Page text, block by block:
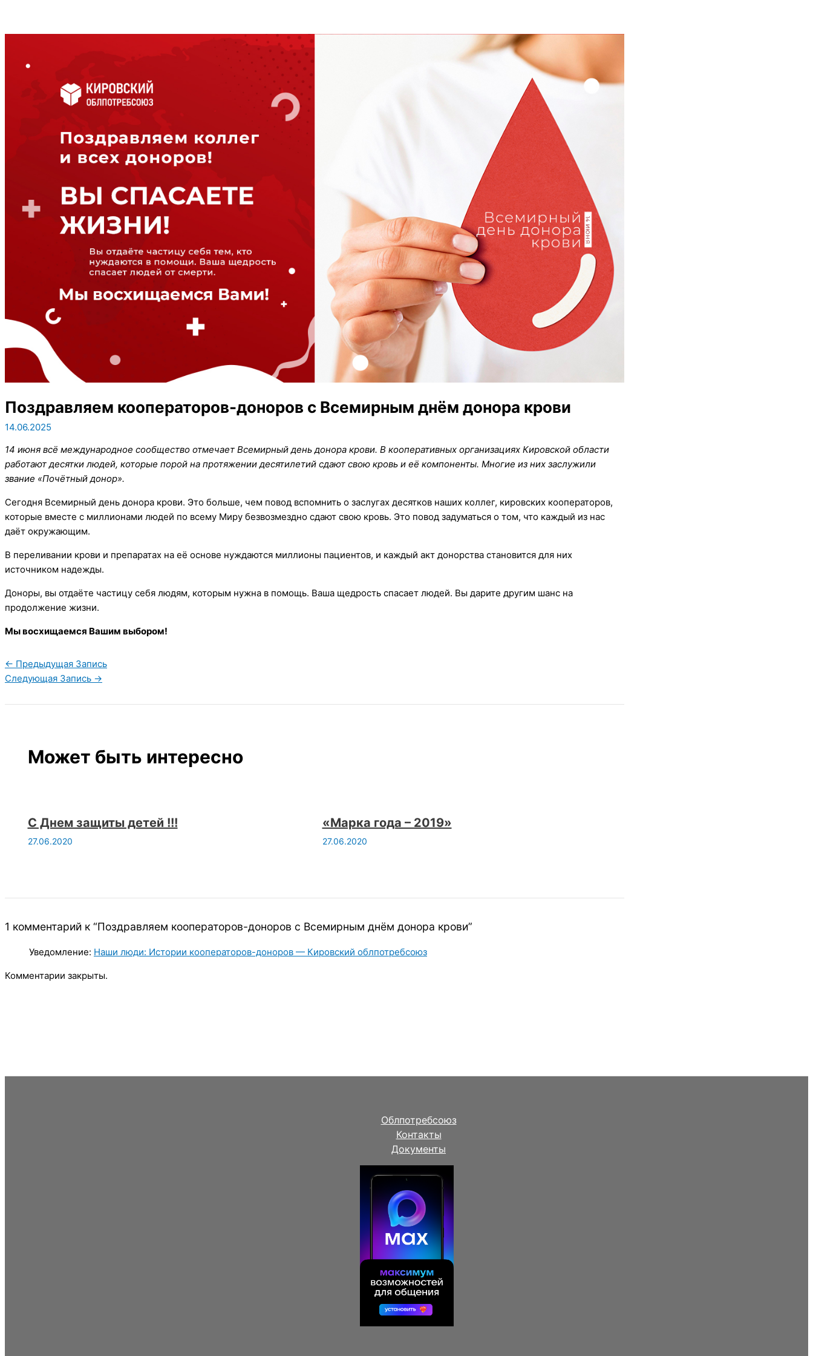
Поздравляем кооператоров-доноров с Всемирным днём донора крови
14.06.2025
14 июня всё международное сообщество отмечает Всемирный день донора крови. В кооперативных организациях Кировской области
работают десятки людей, которые порой на протяжении десятилетий сдают свою кровь и её компоненты. Многие из них заслужили
звание «Почётный донор».
Сегодня Всемирный день донора крови. Это больше, чем повод вспомнить о заслугах десятков наших коллег, кировских кооператоров,
которые вместе с миллионами людей по всему Миру безвозмездно сдают свою кровь. Это повод задуматься о том, что каждый из нас
даёт окружающим.
В переливании крови и препаратах на её основе нуждаются миллионы пациентов, и каждый акт донорства становится для них
источником надежды.
Доноры, вы отдаёте частицу себя людям, которым нужна в помощь. Ваша щедрость спасает людей. Вы дарите другим шанс на
продолжение жизни.
Мы восхищаемся Вашим выбором!
← Предыдущая Запись
Следующая Запись →
Может быть интересно
С Днем защиты детей !!!
27.06.2020
«Марка года – 2019»
27.06.2020
1 комментарий к “Поздравляем кооператоров-доноров с Всемирным днём донора крови”
Уведомление: Наши люди: Истории кооператоров-доноров — Кировский облпотребсоюз
Комментарии закрыты.
Облпотребсоюз
Контакты
Документы